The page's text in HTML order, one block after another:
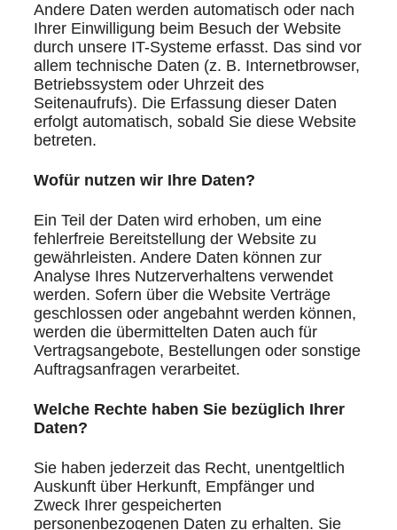
Andere Daten werden automatisch oder nach
Ihrer Einwilligung beim Besuch der Website
durch unsere IT-Systeme erfasst. Das sind vor
allem technische Daten (z. B. Internetbrowser,
Betriebssystem oder Uhrzeit des
Seitenaufrufs). Die Erfassung dieser Daten
erfolgt automatisch, sobald Sie diese Website
betreten.
Wofür nutzen wir Ihre Daten?
Ein Teil der Daten wird erhoben, um eine
fehlerfreie Bereitstellung der Website zu
gewährleisten. Andere Daten können zur
Analyse Ihres Nutzerverhaltens verwendet
werden. Sofern über die Website Verträge
geschlossen oder angebahnt werden können,
werden die übermittelten Daten auch für
Vertragsangebote, Bestellungen oder sonstige
Auftragsanfragen verarbeitet.
Welche Rechte haben Sie bezüglich Ihrer
Daten?
Sie haben jederzeit das Recht, unentgeltlich
Auskunft über Herkunft, Empfänger und
Zweck Ihrer gespeicherten
personenbezogenen Daten zu erhalten. Sie